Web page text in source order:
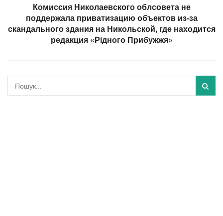
Комиссия Николаевского облсовета не
поддержала приватизацию объектов из-за
скандального здания на Никольской, где находится
редакция «Рідного Прибужжя»